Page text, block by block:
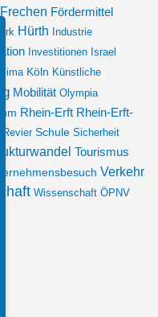
Frechen Fördermittel
Hürth Industrie
Investitionen Israel
Klima Köln Künstliche
Mobilität Olympia
Rhein-Erft Rhein-Erft-
Revier Schule Sicherheit
Tourismus
Verkehr
Wissenschaft ÖPNV